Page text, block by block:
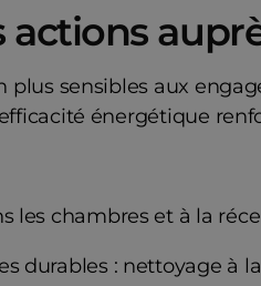
actions
plus sensibles aux
énergétique
les chambres et à la
durables : nettoyage à